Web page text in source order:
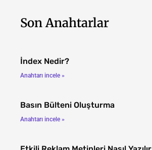
Son Anahtarlar
İndex Nedir?
Anahtarı incele »
Basın Bülteni Oluşturma
Anahtarı incele »